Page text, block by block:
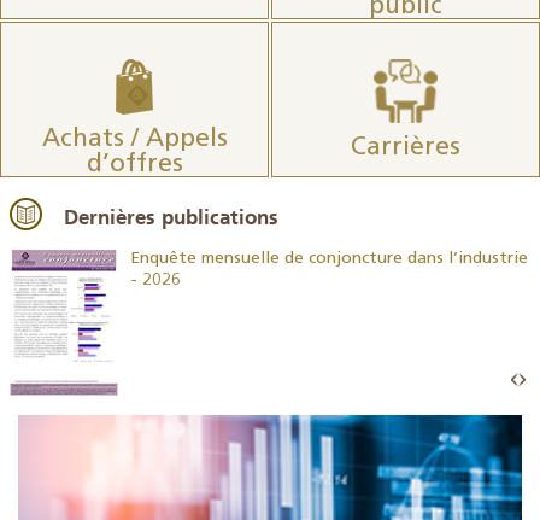
public
Achats / Appels
d’offres
Carrières
Dernières publications
Enquête mensuelle de conjoncture dans l’industrie
- 2026